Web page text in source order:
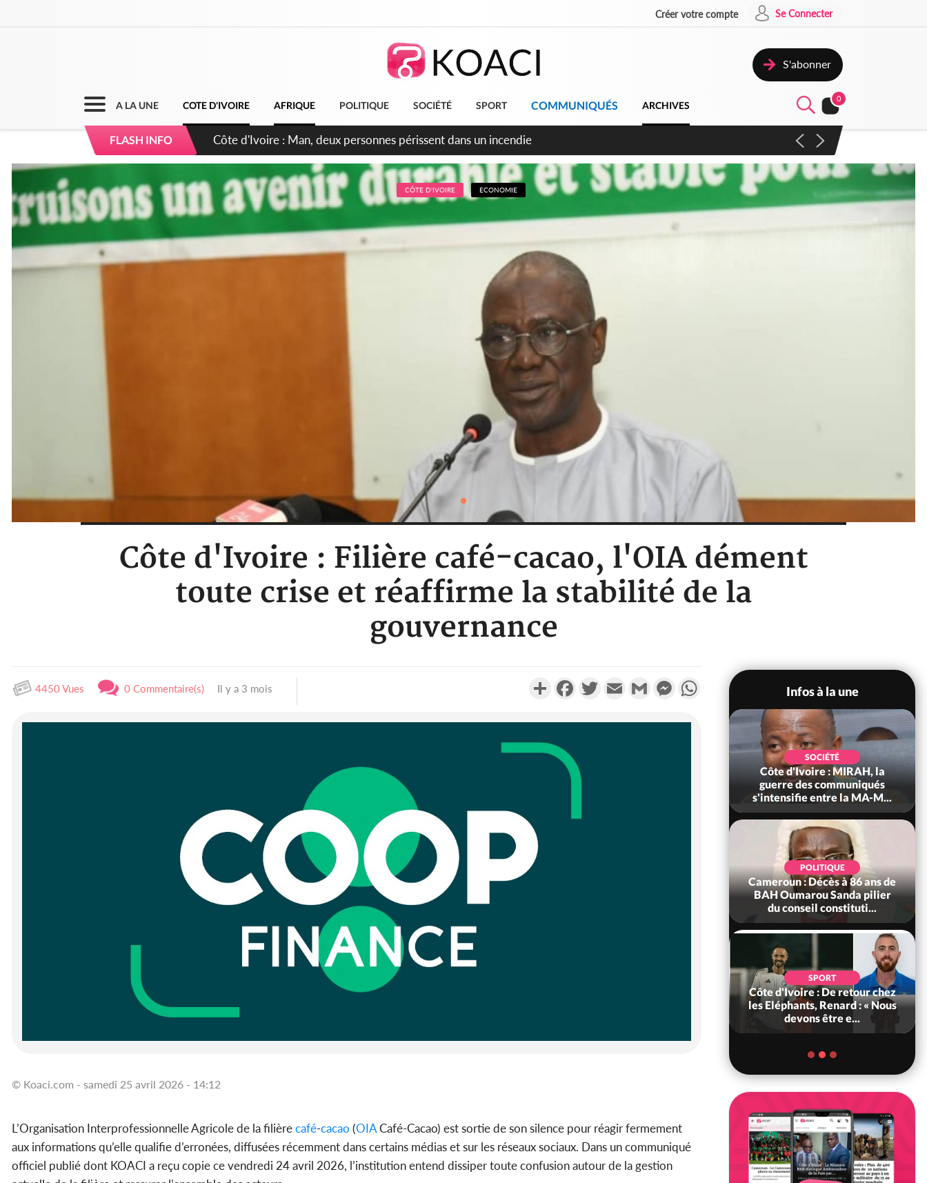
Créer votre compte Se Connecter
S'abonner
A LA UNE COTE D'IVOIRE AFRIQUE POLITIQUE SOCIÉTÉ SPORT COMMUNIQUÉS ARCHIVES
0
FLASH INFO
Côte d'Ivoire : Séileu, la célébration de la fête nationale transformée en vaste campagne contre les produits
dépigmentants dangereux
CÔTE D'IVOIRE ECONOMIE
Côte d'Ivoire : Filière café-cacao, l'OIA dément
toute crise et réaffirme la stabilité de la
gouvernance
4450 Vues 0 Commentaire(s) Il y a 3 mois PartagerFacebookTwitterEmail Gmail MessengerWhatsApp
© Koaci.com - samedi 25 avril 2026 - 14:12
L’Organisation Interprofessionnelle Agricole de la filièrecafé-cacao (OIACafé-Cacao) est sortie de son silence pour réagir fermement
aux informations qu’elle qualifie d’erronées, diffusées récemment dans certains médias et sur les réseaux sociaux. Dans un communiqué
officiel publié dont KOACI a reçu copie ce vendredi 24 avril 2026, l’institution entend dissiper toute confusion autour de la gestion
Infos à la une
Côte d'Ivoire : Man, deux
personnes périssent dans un
SOCIÉTÉ
Côte d'Ivoire : MIRAH, la
guerre des communiqués
s'intensifie entre la MA-M...
POLITIQUE
Cameroun : Décès à 86 ans de
BAH Oumarou Sanda pilier
du conseil constituti...
SPORT
Côte d'Ivoire : De retour chez
les Eléphants, Renard : « Nous
devons être e...